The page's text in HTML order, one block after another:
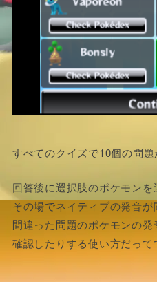
すべてのクイズで10個の問題
回答後に選択肢のポケモンを
その場でネイティブの発音が
間違った問題のポケモンの発
確認したりする使い方だって